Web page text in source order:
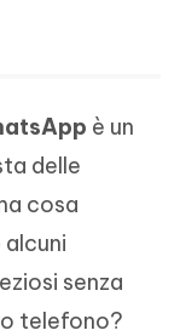
è un
delle
cosa
senza
telefono?